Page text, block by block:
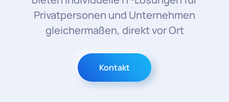
Privatpersonen und Unternehmen
gleichermaßen, direkt vor Ort
Kontakt